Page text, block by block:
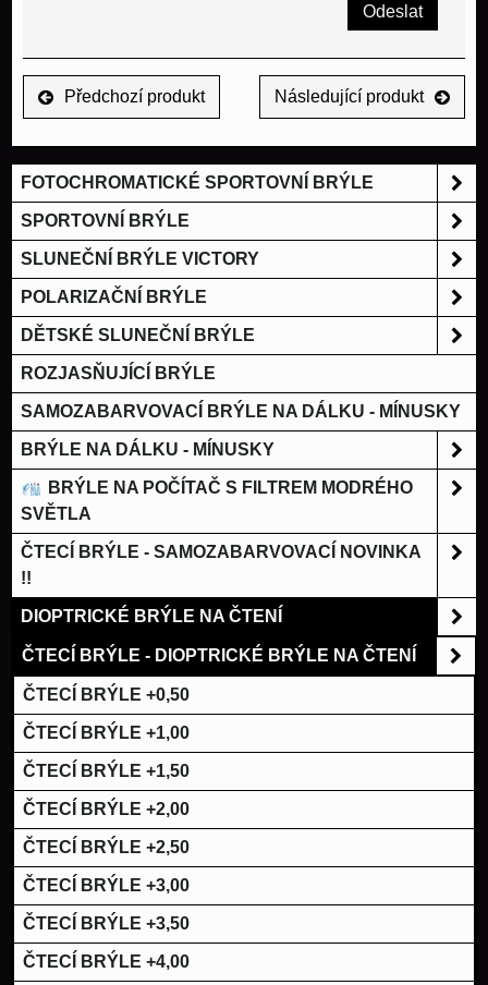
Odeslat
Předchozí produkt Následující produkt
FOTOCHROMATICKÉ SPORTOVNÍ BRÝLE
SPORTOVNÍ BRÝLE
SLUNEČNÍ BRÝLE VICTORY
POLARIZAČNÍ BRÝLE
DĚTSKÉ SLUNEČNÍ BRÝLE
ROZJASŇUJÍCÍ BRÝLE
SAMOZABARVOVACÍ BRÝLE NA DÁLKU - MÍNUSKY
BRÝLE NA DÁLKU - MÍNUSKY
BRÝLE NA POČÍTAČ S FILTREM MODRÉHO
SVĚTLA
ČTECÍ BRÝLE - SAMOZABARVOVACÍ NOVINKA
!!
DIOPTRICKÉ BRÝLE NA ČTENÍ
ČTECÍ BRÝLE - DIOPTRICKÉ BRÝLE NA ČTENÍ
ČTECÍ BRÝLE +0,50
ČTECÍ BRÝLE +1,00
ČTECÍ BRÝLE +1,50
ČTECÍ BRÝLE +2,00
ČTECÍ BRÝLE +2,50
ČTECÍ BRÝLE +3,00
ČTECÍ BRÝLE +3,50
ČTECÍ BRÝLE +4,00